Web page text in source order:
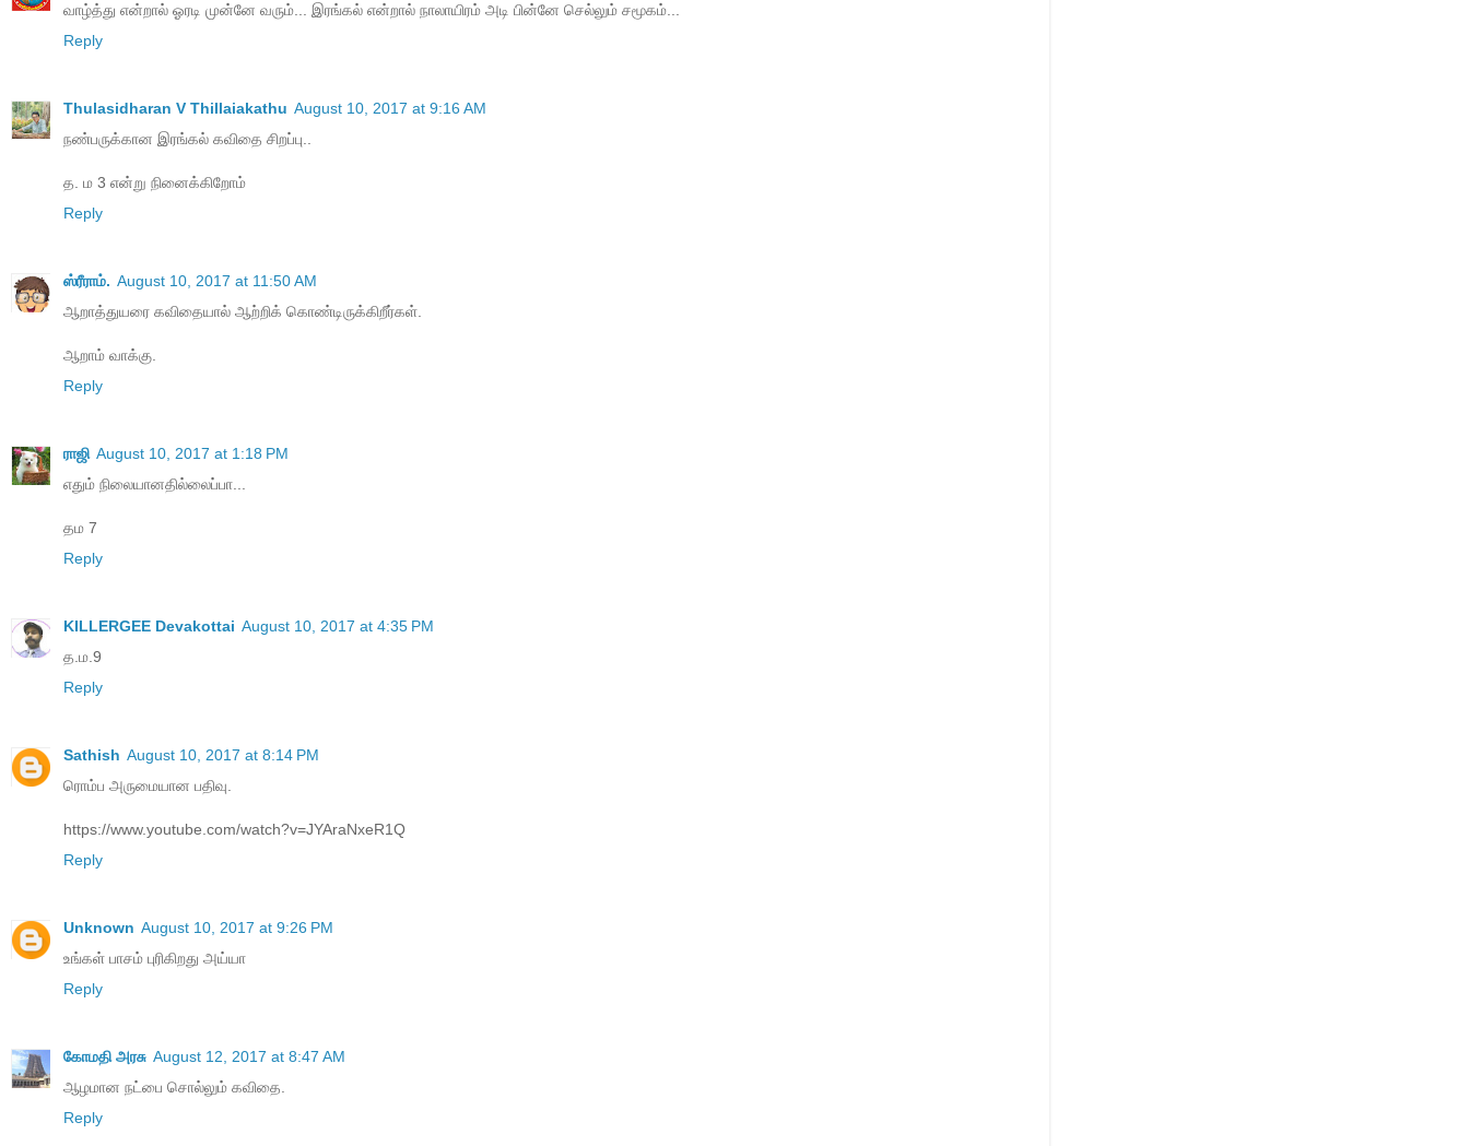
வாழ்த்து என்றால் ஓரடி முன்னே வரும்... இரங்கல் என்றால் நாலாயிரம் அடி பின்னே செல்லும் சமூகம்...
Reply
Thulasidharan V Thillaiakathu August 10, 2017 at 9:16 AM
நண்பருக்கான இரங்கல் கவிதை சிறப்பு..
த. ம 3 என்று நினைக்கிறோம்
Reply
ஸ்ரீராம். August 10, 2017 at 11:50 AM
ஆறாத்துயரை கவிதையால் ஆற்றிக் கொண்டிருக்கிறீர்கள்.
ஆறாம் வாக்கு.​
Reply
ராஜி August 10, 2017 at 1:18 PM
எதும் நிலையானதில்லைப்பா...
தம 7
Reply
KILLERGEE Devakottai August 10, 2017 at 4:35 PM
த.ம.9
Reply
Sathish August 10, 2017 at 8:14 PM
ரொம்ப அருமையான பதிவு.
https://www.youtube.com/watch?v=JYAraNxeR1Q
Reply
Unknown August 10, 2017 at 9:26 PM
உங்கள் பாசம் புரிகிறது அய்யா
Reply
கோமதி அரசு August 12, 2017 at 8:47 AM
ஆழமான நட்பை சொல்லும் கவிதை.
Reply